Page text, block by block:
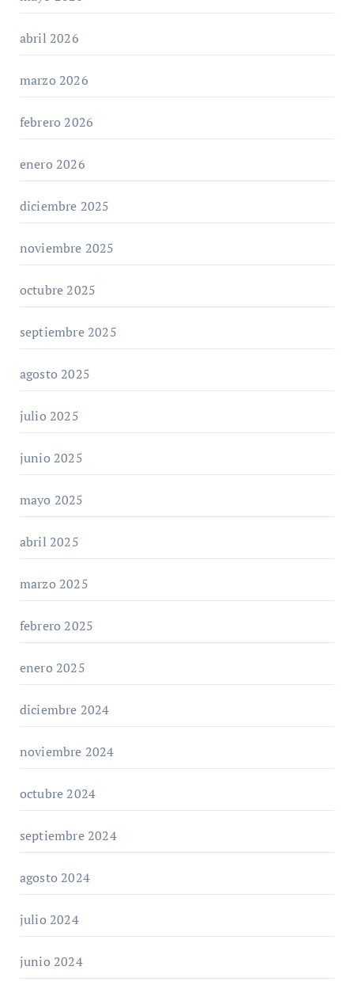
abril 2026
marzo 2026
febrero 2026
enero 2026
diciembre 2025
noviembre 2025
octubre 2025
septiembre 2025
agosto 2025
julio 2025
junio 2025
mayo 2025
abril 2025
marzo 2025
febrero 2025
enero 2025
diciembre 2024
noviembre 2024
octubre 2024
septiembre 2024
agosto 2024
julio 2024
junio 2024